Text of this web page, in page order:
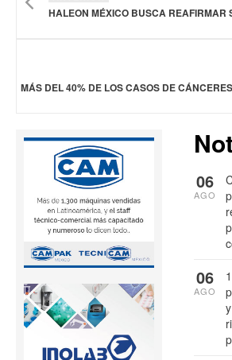
06
AGO
06
AGO